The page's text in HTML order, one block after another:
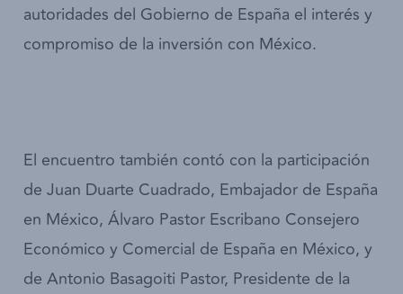
autoridades del Gobierno de España el interés y
compromiso de la inversión con México.
El encuentro también contó con la participación
de Juan Duarte Cuadrado, Embajador de España
en México, Álvaro Pastor Escribano Consejero
Económico y Comercial de España en México, y
de Antonio Basagoiti Pastor, Presidente de la